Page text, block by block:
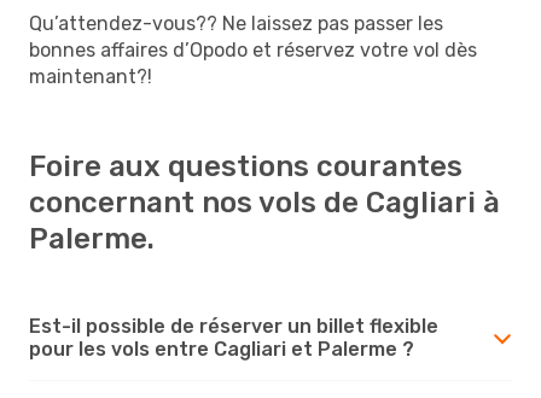
Qu’attendez-vous?? Ne laissez pas passer les
bonnes affaires d’Opodo et réservez votre vol dès
maintenant?!
Foire aux questions courantes
concernant nos vols de Cagliari à
Palerme.
Est-il possible de réserver un billet flexible
pour les vols entre Cagliari et Palerme ?